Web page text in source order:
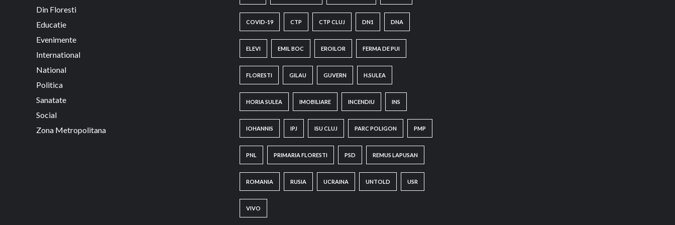
Din Floresti
Educatie
Evenimente
International
National
Politica
Sanatate
Social
Zona Metropolitana
COVID-19 CTP CTP CLUJ DN1 DNA
ELEVI EMIL BOC EROILOR FERMA DE PUI
FLORESTI GILAU GUVERN H.SULEA
HORIA SULEA IMOBILIARE INCENDIU INS
IOHANNIS IPJ ISU CLUJ PARC POLIGON PMP
PNL PRIMARIA FLORESTI PSD REMUS LAPUSAN
ROMANIA RUSIA UCRAINA UNTOLD USR
VIVO